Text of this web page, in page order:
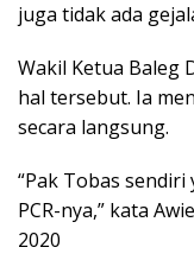
juga tidak ada
Wakil Ketua Baleg
hal tersebut. Ia
secara langsung.
“Pak Tobas
PCR-nya,” kata
2020